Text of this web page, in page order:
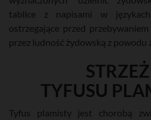
tablice z napisami w
ostrzegające przed
przez ludność żydowską z powodu
TYFUSU
Tyfus plamisty jest chorobą